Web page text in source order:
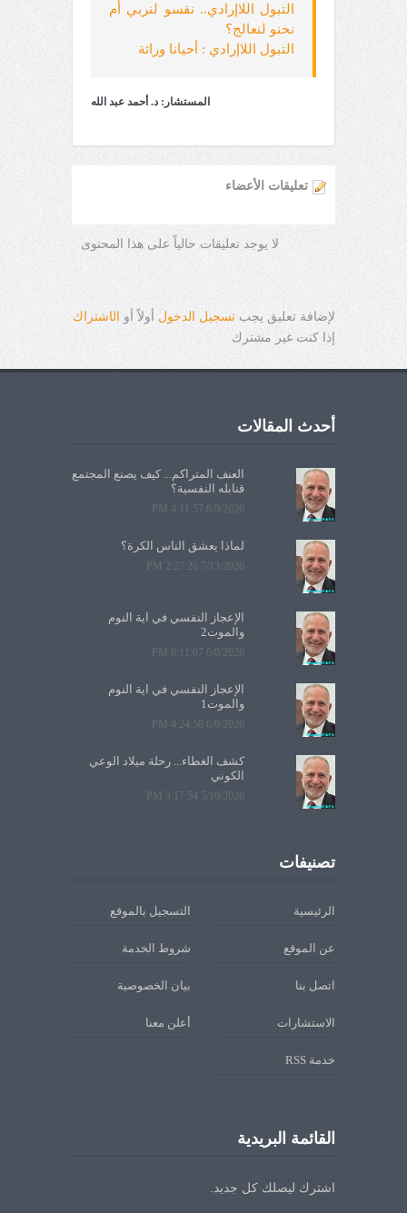
التبول اللاإرادي.. نقسو لنربي أم
نحنو لنعالج؟
التبول اللاإرادي : أحيانا وراثة
المستشار: د. أحمد عبد الله
تعليقات الأعضاء
لا يوجد تعليقات حالياً على هذا المحتوى
لإضافة تعليق يجبتسجيل الدخول أولاً أو الاشتراك
إذا كنت غير مشترك
أحدث المقالات
العنف المتراكم... كيف يصنع المجتمع
قنابله النفسية؟
8/9/2026 4:11:57 PM
لماذا يعشق الناس الكرة؟
7/13/2026 2:27:26 PM
الإعجاز النفسي في آية النوم
والموت2
6/8/2026 6:11:07 PM
الإعجاز النفسي في آية النوم
والموت1
6/6/2026 4:24:58 PM
كشف الغطاء... رحلة ميلاد الوعي
الكوني
5/10/2026 3:17:54 PM
تصنيفات
الرئيسية التسجيل بالموقع
عن الموقع شروط الخدمة
اتصل بنا بيان الخصوصية
الاستشارات أعلن معنا
خدمة RSS
القائمة البريدية
اشترك ليصلك كل جديد.